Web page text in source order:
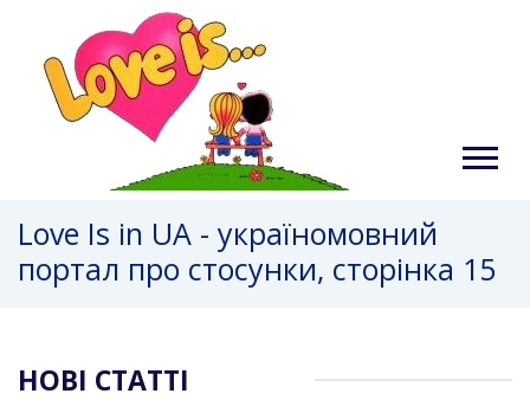
Love Is in UA - україномовний
портал про стосунки, сторінка 15
НОВІ СТАТТІ